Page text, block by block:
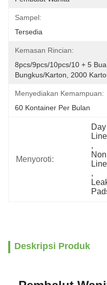
Sampel:
Tersedia
Kemasan Rincian:
8pcs/9pcs/10pcs/10 + 5
Bungkus/karton, 2000
Menyediakan Kemampuan:
60 Kontainer Per Bulan
Menyoroti:
,
,
Deskripsi Produk